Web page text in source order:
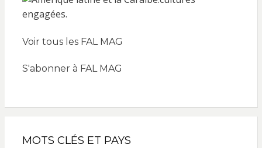
Voir tous les FAL MAG
S'abonner à FAL MAG
MOTS CLÉS ET PAYS